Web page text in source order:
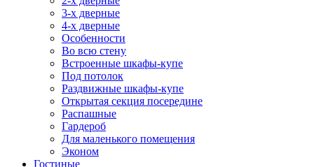
3-х дверные
4-х дверные
Особенности
Во всю стену
Встроенные шкафы-купе
Под потолок
Раздвижные шкафы-купе
Открытая секция посередине
Распашные
Гардероб
Для маленького помещения
Эконом
Гостиные